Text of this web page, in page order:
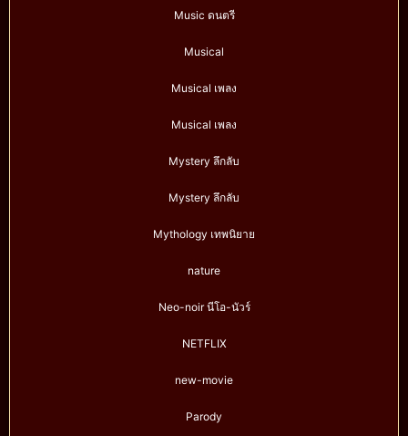
Music ดนตรี
Musical
Musical เพลง
Musical เพลง
Mystery ลึกลับ
Mystery ลึกลับ
Mythology เทพนิยาย
nature
Neo-noir นีโอ-นัวร์
NETFLIX
new-movie
Parody